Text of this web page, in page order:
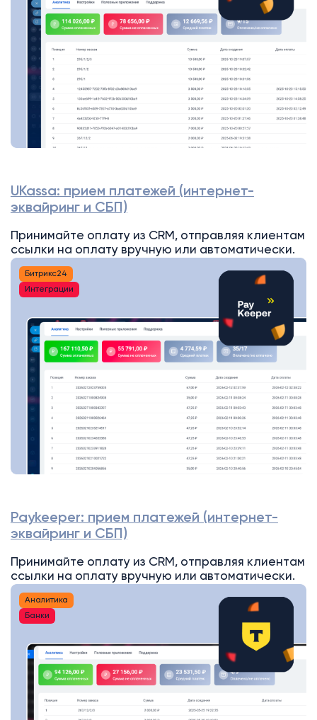
UKassa: прием платежей (интернет-
эквайринг и СБП)
Принимайте оплату из CRM, отправляя клиентам
ссылки на оплату вручную или автоматически.
Битрикс24
Интеграции
Paykeeper: прием платежей (интернет-
эквайринг и СБП)
Принимайте оплату из CRM, отправляя клиентам
ссылки на оплату вручную или автоматически.
Аналитика
Банки